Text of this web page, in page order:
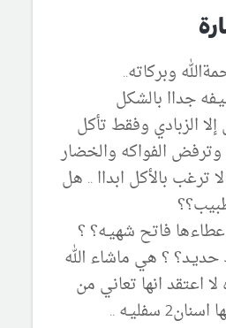
وبركاته..
جداا بالشكل
الزبادي وفقط تأكل
الفواكه والخضار
ترغب بالأكل ابداا .. هل
فاتح شهيـه؟ ؟
؟ هي ماشاء الله
اعتقد انها تعاني من
سفليـه ..